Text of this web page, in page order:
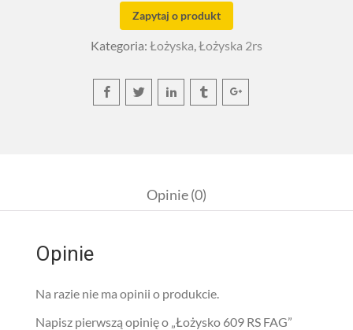
Zapytaj o produkt
Kategoria: Łożyska,Łożyska 2rs
Opinie (0)
Opinie
Na razie nie ma opinii o produkcie.
Napisz pierwszą opinię o „Łożysko 609 RS FAG”